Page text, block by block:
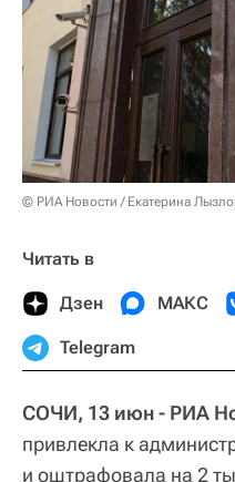
© РИА Новости / Екатерина
Читать в
Дзен МАКС
Telegram
СОЧИ, 13 июн - РИА
привлекла к
и оштрафовала на 2